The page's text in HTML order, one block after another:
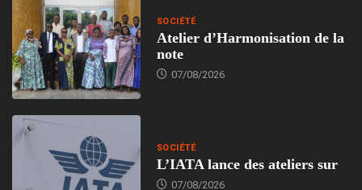
SOCIÉTÉ
Atelier d’Harmonisation de la
note
07/08/2026
SOCIÉTÉ
L’IATA lance des ateliers sur
07/08/2026